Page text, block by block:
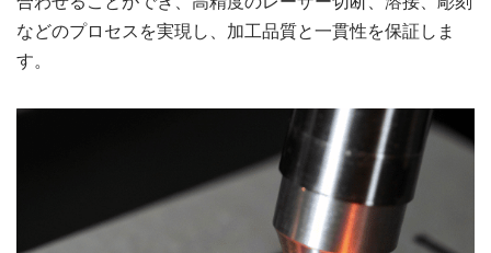
などのプロセスを実現し、加工品質と一貫性を保証しま
す。